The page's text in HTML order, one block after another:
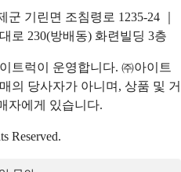
기린면 조침령로 1235-24 ｜
로 230(방배동) 화련빌딩 3층
트럭이 운영합니다. ㈜아이트
의 당사자가 아니며, 상품 및 거
자에게 있습니다.
Reserved.